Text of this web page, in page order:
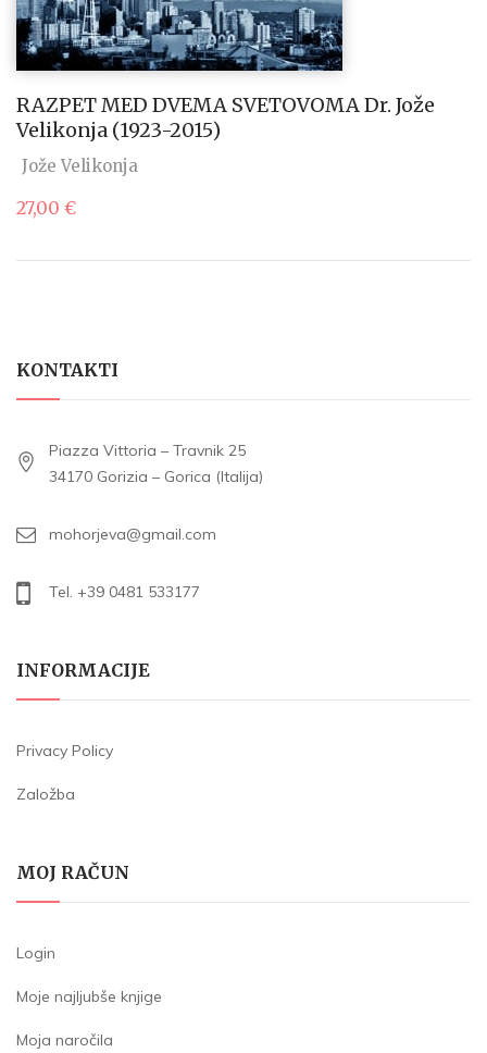
RAZPET MED DVEMA SVETOVOMA Dr. Jože
Velikonja (1923-2015)
Jože Velikonja
27,00 €
KONTAKTI
Piazza Vittoria – Travnik 25
34170 Gorizia – Gorica (Italija)
mohorjeva@gmail.com
Tel. +39 0481 533177
INFORMACIJE
Privacy Policy
Založba
MOJ RAČUN
Login
Moje najljubše knjige
Moja naročila